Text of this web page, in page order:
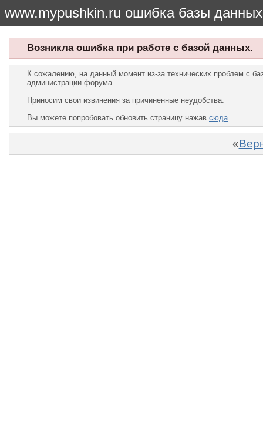
www.mypushkin.ru ошибка базы данных
Возникла ошибка при работе с базой данных.
К сожалению, на данный момент из-за технических проблем с
администрации форума.
Приносим свои извинения за причиненные неудобства.
Вы можете попробовать обновить страницу нажав сюда
«